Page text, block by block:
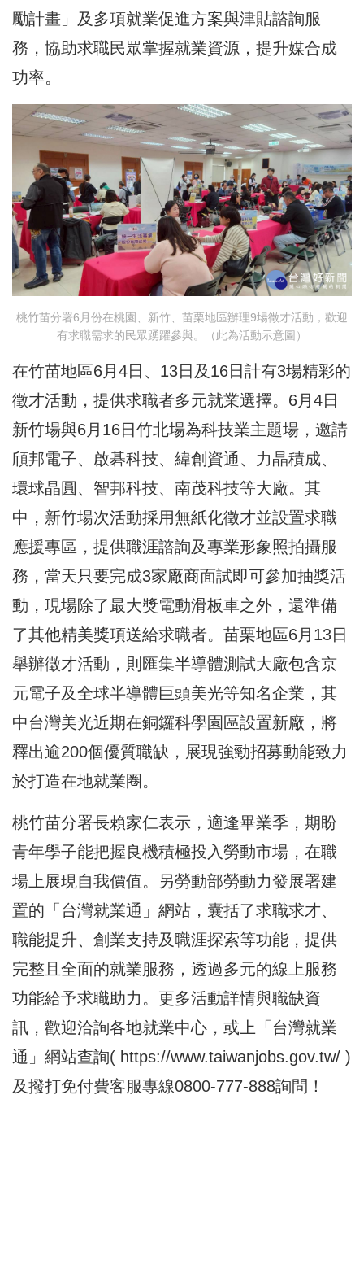
勵計畫」及多項就業促進方案與津貼諮詢服
務，協助求職民眾掌握就業資源，提升媒合成
功率。
桃竹苗分署6月份在桃園、新竹、苗栗地區辦理9場徵才活動，歡迎
有求職需求的民眾踴躍參與。（此為活動示意圖）
在竹苗地區6月4日、13日及16日計有3場精彩的
徵才活動，提供求職者多元就業選擇。6月4日
新竹場與6月16日竹北場為科技業主題場，邀請
頎邦電子、啟碁科技、緯創資通、力晶積成、
環球晶圓、智邦科技、南茂科技等大廠。其
中，新竹場次活動採用無紙化徵才並設置求職
應援專區，提供職涯諮詢及專業形象照拍攝服
務，當天只要完成3家廠商面試即可參加抽獎活
動，現場除了最大獎電動滑板車之外，還準備
了其他精美獎項送給求職者。苗栗地區6月13日
舉辦徵才活動，則匯集半導體測試大廠包含京
元電子及全球半導體巨頭美光等知名企業，其
中台灣美光近期在銅鑼科學園區設置新廠，將
釋出逾200個優質職缺，展現強勁招募動能致力
於打造在地就業圈。
桃竹苗分署長賴家仁表示，適逢畢業季，期盼
青年學子能把握良機積極投入勞動市場，在職
場上展現自我價值。另勞動部勞動力發展署建
置的「台灣就業通」網站，囊括了求職求才、
職能提升、創業支持及職涯探索等功能，提供
完整且全面的就業服務，透過多元的線上服務
功能給予求職助力。更多活動詳情與職缺資
訊，歡迎洽詢各地就業中心，或上「台灣就業
通」網站查詢( https://www.taiwanjobs.gov.tw/ )
及撥打免付費客服專線0800-777-888詢問！